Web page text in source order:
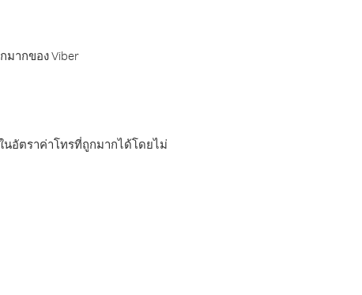
มากของ Viber
อัตราค่าโทรที่ถูกมากได้โดยไม่